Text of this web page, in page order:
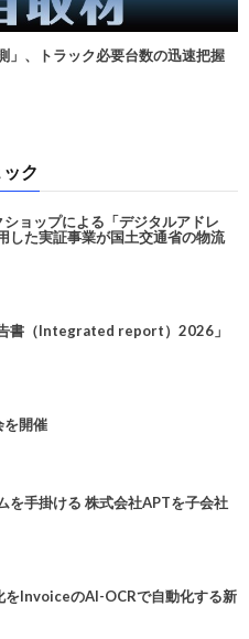
」、トラック必要台数の迅速把握
ク
ョップによる「デジタルアドレ
した実証事業が国土交通省の物流
書（Integrated report）2026」
を開催
を手掛ける 株式会社APTを子会社
InvoiceのAI-OCRで自動化する新